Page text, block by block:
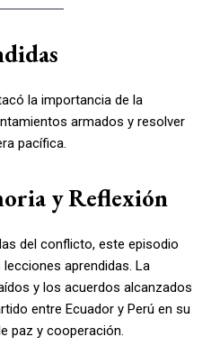
la importancia de la
armados y resolver
pacífica.
y Reflexión
del conflicto, este episodio
aprendidas. La
y los acuerdos alcanzados
entre Ecuador y Perú en su
paz y cooperación.